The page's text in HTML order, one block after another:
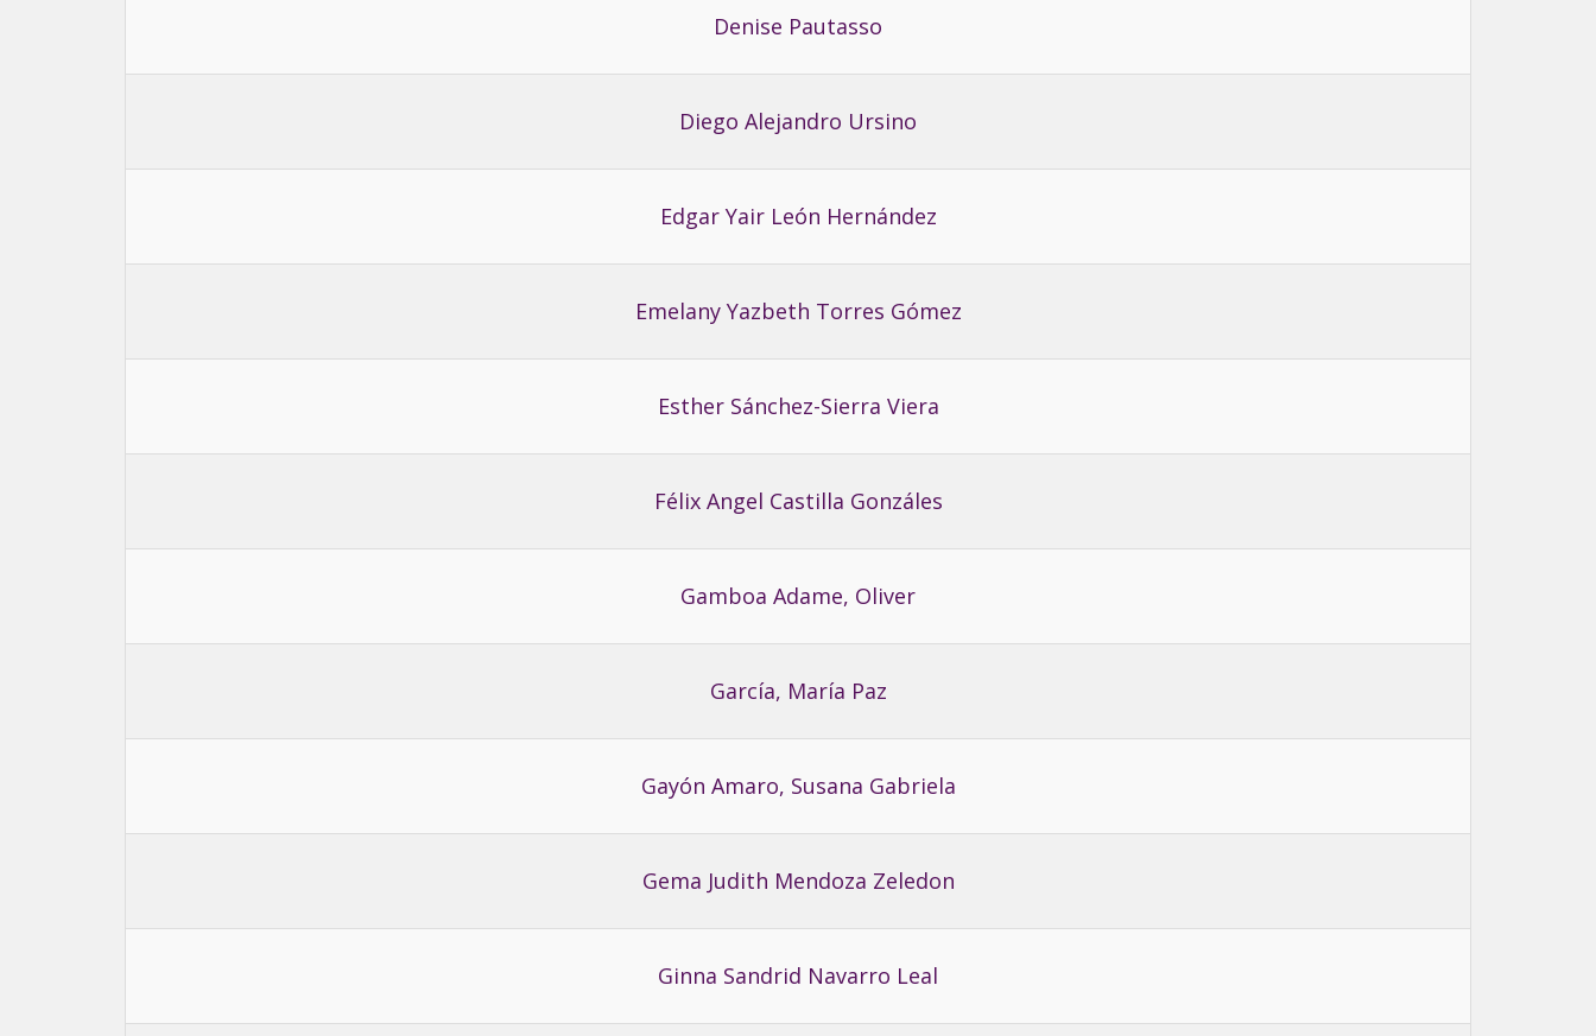
Denise Pautasso
Diego Alejandro Ursino
Edgar Yair León Hernández
Emelany Yazbeth Torres Gómez
Esther Sánchez-Sierra Viera
Félix Angel Castilla Gonzáles
Gamboa Adame, Oliver
García, María Paz
Gayón Amaro, Susana Gabriela
Gema Judith Mendoza Zeledon
Ginna Sandrid Navarro Leal